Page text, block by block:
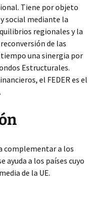
Tiene por objeto
social mediante la
regionales y la
de las
una sinergia por
Estructurales.
el FEDER es el
complementar a los
ayuda a los países cuyo
de la UE.